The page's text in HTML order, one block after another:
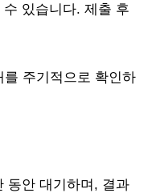
있습니다. 제출 후
주기적으로 확인하
동안 대기하며, 결과